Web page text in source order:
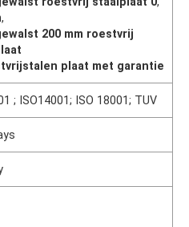
,
200 mm roestvrij
plaat met garantie
; ISO14001; ISO 18001; TUV